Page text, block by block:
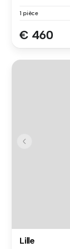
1 pièce
€ 460
Lille